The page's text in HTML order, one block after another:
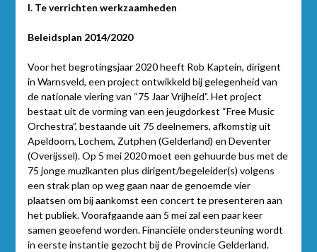
I. Te verrichten werkzaamheden
Beleidsplan 2014/2020
Voor het begrotingsjaar 2020 heeft Rob Kaptein, dirigent
in Warnsveld, een project ontwikkeld bij gelegenheid van
de nationale viering van “75 Jaar Vrijheid”. Het project
bestaat uit de vorming van een jeugdorkest “Free Music
Orchestra”, bestaande uit 75 deelnemers, afkomstig uit
Apeldoorn, Lochem, Zutphen (Gelderland) en Deventer
(Overijssel). Op 5 mei 2020 moet een gehuurde bus met de
75 jonge muzikanten plus dirigent/begeleider(s) volgens
een strak plan op weg gaan naar de genoemde vier
plaatsen om bij aankomst een concert te presenteren aan
het publiek. Voorafgaande aan 5 mei zal een paar keer
samen geoefend worden. Financiële ondersteuning wordt
in eerste instantie gezocht bij de Provincie Gelderland.